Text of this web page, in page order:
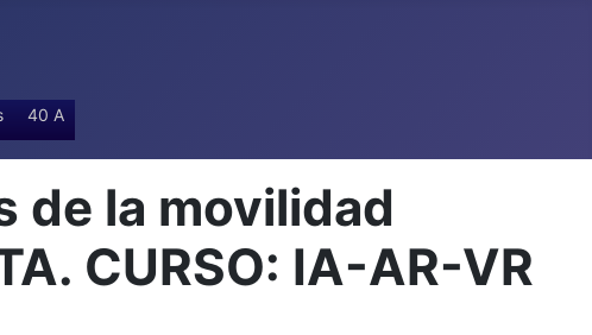
40 A
de la movilidad
CURSO: IA-AR-VR